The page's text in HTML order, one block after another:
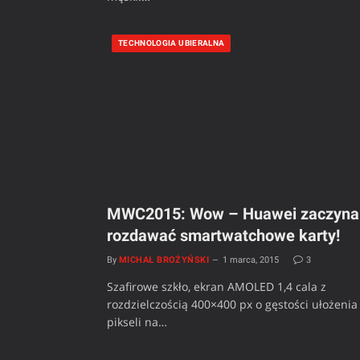
TECHNOLOGIA UBIERALNA
MWC2015: Wow – Huawei zaczyna
rozdawać smartwatchowe karty!
By MICHAŁ BROŻYŃSKI 1 marca, 2015 3
Szafirowe szkło, ekran AMOLED 1,4 cala z
rozdzielczością 400×400 px o gęstości ułożenia
pikseli na…